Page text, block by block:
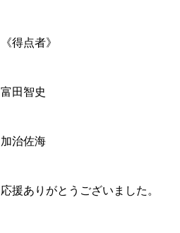
《得点者》
富田智史
加治佐海
応援ありがとうございました。